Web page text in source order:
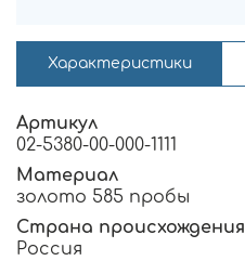
Характеристики
Артикул
02-5380-00-000-1111
Материал
золото 585 пробы
Страна происхождения
Россия